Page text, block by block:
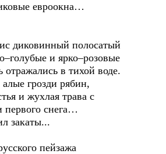
евроокна…
диковинный полосатый
и ярко–розовые
отражались в тихой воде.
грозди рябин,
и жухлая трава с
первого снега…
закаты...
пейзажа